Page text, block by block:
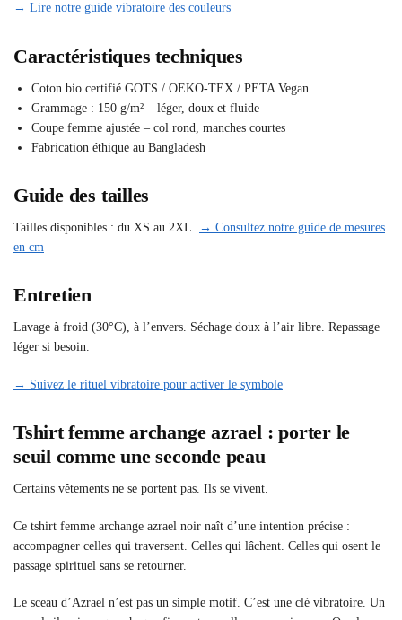
→ Lire notre guide vibratoire des couleurs
Caractéristiques techniques
Coton bio certifié GOTS / OEKO-TEX / PETA Vegan
Grammage : 150 g/m² – léger, doux et fluide
Coupe femme ajustée – col rond, manches courtes
Fabrication éthique au Bangladesh
Guide des tailles
Tailles disponibles : du XS au 2XL.
→ Consultez notre guide de mesures
en cm
Entretien
Lavage à froid (30°C), à l’envers. Séchage doux à l’air libre. Repassage
léger si besoin.
→ Suivez le rituel vibratoire pour activer le symbole
Tshirt femme archange azrael : porter le
seuil comme une seconde peau
Certains vêtements ne se portent pas. Ils se vivent.
Ce tshirt femme archange azrael noir naît d’une intention précise :
accompagner celles qui traversent. Celles qui lâchent. Celles qui osent le
passage spirituel sans se retourner.
Le sceau d’Azrael n’est pas un simple motif. C’est une clé vibratoire. Un